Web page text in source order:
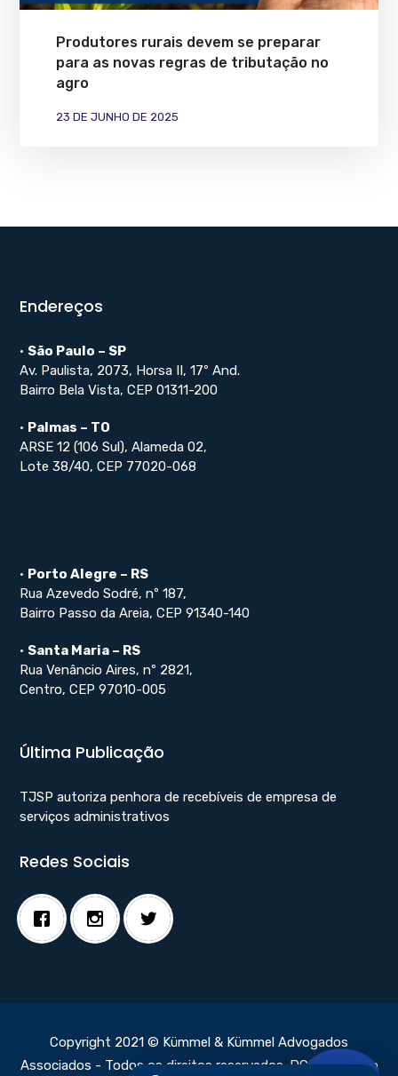
Produtores rurais devem se preparar
para as novas regras de tributação no
agro
23 DE JUNHO DE 2025
Endereços
• São Paulo – SP
Av. Paulista, 2073, Horsa II, 17º And.
Bairro Bela Vista, CEP 01311-200
• Palmas – TO
ARSE 12 (106 Sul), Alameda 02,
Lote 38/40, CEP 77020-068
• Porto Alegre – RS
Rua Azevedo Sodré, nº 187,
Bairro Passo da Areia, CEP 91340-140
• Santa Maria – RS
Rua Venâncio Aires, nº 2821,
Centro, CEP 97010-005
Última Publicação
TJSP autoriza penhora de recebíveis de empresa de
serviços administrativos
Redes Sociais
Copyright 2021 © Kümmel & Kümmel Advogados
Associados - Todos os direitos reservados.DC Webdesign